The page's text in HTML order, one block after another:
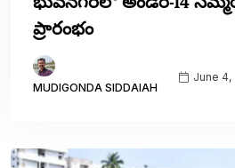
ప్రారంభం
MUDIGONDA SIDDAIAH
June 4,